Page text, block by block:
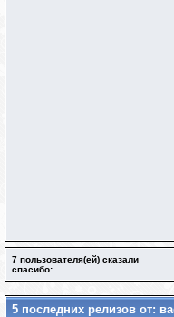
7 пользователя(ей) сказали
cпасибо:
5 последних релизов от: